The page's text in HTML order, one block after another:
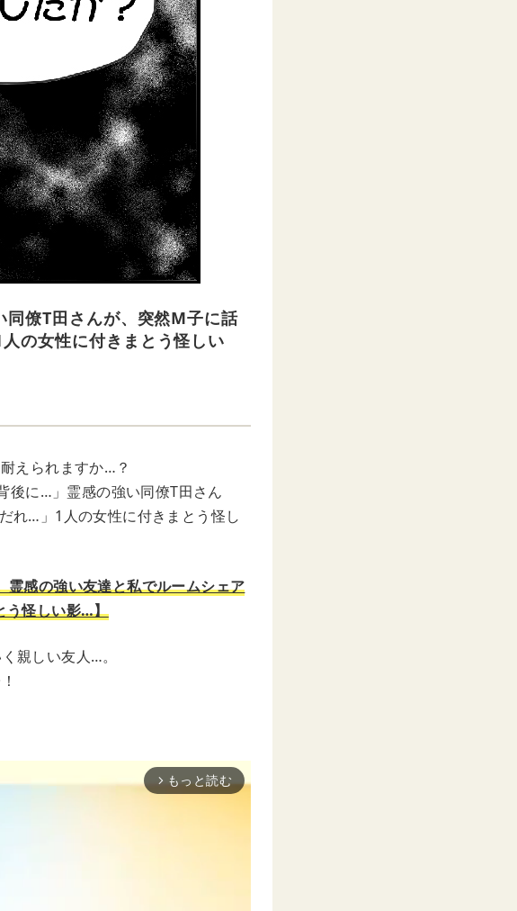
同僚T田さんが、突然M子に話
の女性に付きまとう怪しい
えられますか…？
後に…」霊感の強い同僚T田さん
れ…」1人の女性に付きまとう怪し
感の強い友達と私でルームシェア
う怪しい影…】
親しい友人…。
arrow_forward_ios もっと読む